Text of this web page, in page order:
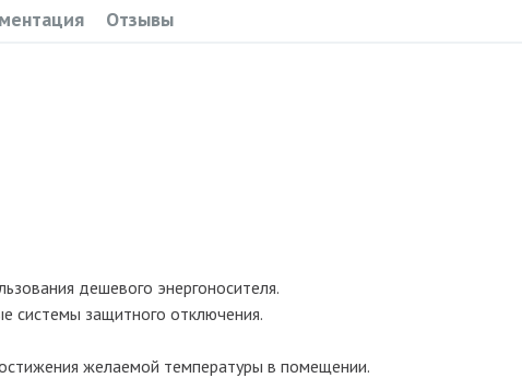
Отзывы
дешевого энергоносителя.
системы защитного отключения.
желаемой температуры в помещении.